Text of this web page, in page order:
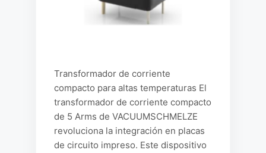
Transformador de corriente
compacto para altas temperaturas El
transformador de corriente compacto
de 5 Arms de VACUUMSCHMELZE
revoluciona la integración en placas
de circuito impreso. Este dispositivo